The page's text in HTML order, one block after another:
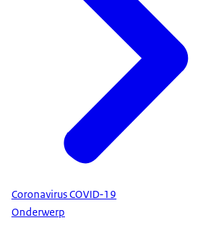
Coronavirus COVID-19
Onderwerp